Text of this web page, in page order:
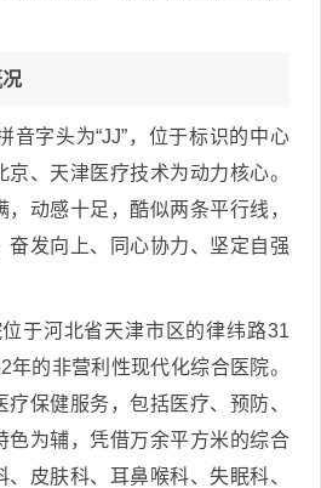
音字头为“JJ”，位于标识的中心
、天津医疗技术为动力核心。
动感十足，酷似两条平行线，
奋发向上、同心协力、坚定自强
于河北省天津市区的律纬路31
年的非营利性现代化综合医院。
保健服务，包括医疗、预防、
色为辅，凭借万余平方米的综合
皮肤科、耳鼻喉科、失眠科、